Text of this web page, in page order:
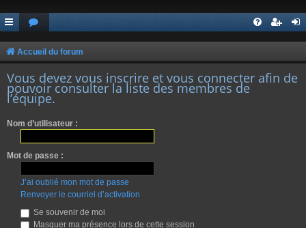
Accueil du forum
Vous devez vous inscrire et vous connecter afin de
pouvoir consulter la liste des membres de
l’équipe.
Nom d’utilisateur :
Mot de passe :
J’ai oublié mon mot de passe
Renvoyer le courriel d’activation
Se souvenir de moi
Masquer ma présence lors de cette session